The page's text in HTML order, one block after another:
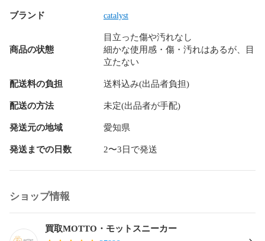
ブランド catalyst
商品の状態
目立った傷や汚れなし
細かな使用感・傷・汚れはあるが、目
立たない
配送料の負担 送料込み(出品者負担)
配送の方法 未定(出品者が手配)
発送元の地域 愛知県
発送までの日数 2〜3日で発送
ショップ情報
買取MOTTO・モットスニーカー